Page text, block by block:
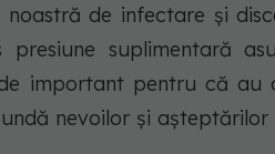
de infectare și
suplimentară
important pentru că au
nevoilor și